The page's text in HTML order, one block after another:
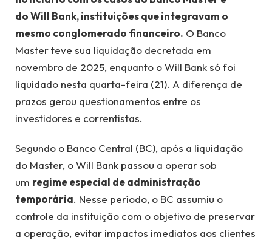
do Will Bank, instituições que integravam o
mesmo conglomerado financeiro. O Banco
Master teve sua liquidação decretada em
novembro de 2025, enquanto o Will Bank só foi
liquidado nesta quarta-feira (21). A diferença de
prazos gerou questionamentos entre os
investidores e correntistas.
Segundo o Banco Central (BC), após a liquidação
do Master, o Will Bank passou a operar sob
um regime especial de administração
temporária. Nesse período, o BC assumiu o
controle da instituição com o objetivo de preservar
a operação, evitar impactos imediatos aos clientes